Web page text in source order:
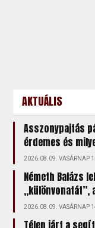
AKTUÁLIS
Asszonypajtás
érdemes és
2026.08.09. VASÁRNAP
Németh Balázs
„különvonatát”,
2026.08.09. VASÁRNAP
Télen járt a